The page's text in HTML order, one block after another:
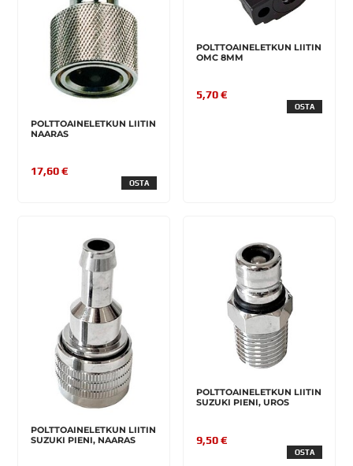
POLTTOAINELETKUN LIITIN
NAARAS
17,60 €
OSTA
POLTTOAINELETKUN LIITIN
OMC 8MM
5,70 €
OSTA
POLTTOAINELETKUN LIITIN
SUZUKI PIENI, NAARAS
POLTTOAINELETKUN LIITIN
SUZUKI PIENI, UROS
9,50 €
OSTA